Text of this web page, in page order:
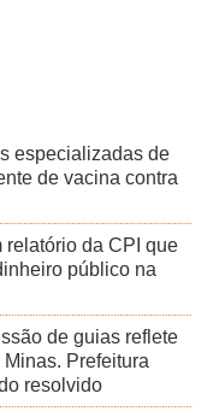
especializadas de
de vacina contra
relatório da CPI que
público na
de guias reflete
Prefeitura
resolvido